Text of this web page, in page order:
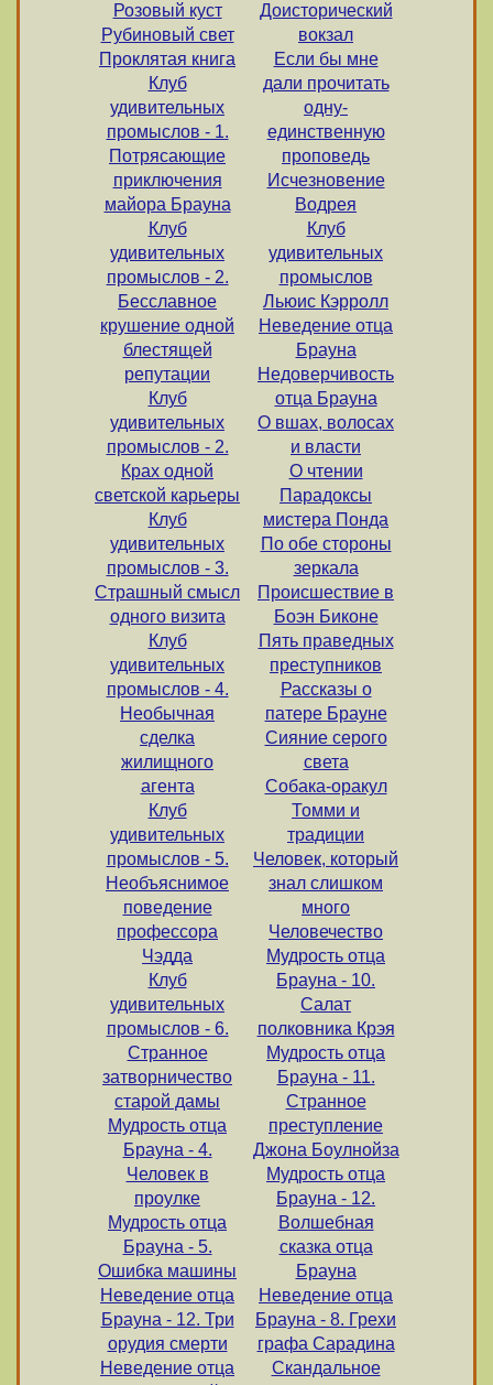
Розовый куст
Рубиновый свет
Проклятая книга
Клуб
удивительных
промыслов - 1.
Потрясающие
приключения
майора Брауна
Клуб
удивительных
промыслов - 2.
Бесславное
крушение одной
блестящей
репутации
Клуб
удивительных
промыслов - 2.
Крах одной
светской карьеры
Клуб
удивительных
промыслов - 3.
Страшный смысл
одного визита
Клуб
удивительных
промыслов - 4.
Необычная
сделка
жилищного
агента
Клуб
удивительных
промыслов - 5.
Необъяснимое
поведение
профессора
Чэдда
Клуб
удивительных
промыслов - 6.
Странное
затворничество
старой дамы
Мудрость отца
Брауна - 4.
Человек в
проулке
Мудрость отца
Брауна - 5.
Ошибка машины
Неведение отца
Брауна - 12. Три
орудия смерти
Неведение отца
Доисторический
вокзал
Если бы мне
дали прочитать
одну-
единственную
проповедь
Исчезновение
Водрея
Клуб
удивительных
промыслов
Льюис Кэрролл
Неведение отца
Брауна
Недоверчивость
отца Брауна
О вшах, волосах
и власти
О чтении
Парадоксы
мистера Понда
По обе стороны
зеркала
Происшествие в
Боэн Биконе
Пять праведных
преступников
Рассказы о
патере Брауне
Сияние серого
света
Собака-оракул
Томми и
традиции
Человек, который
знал слишком
много
Человечество
Мудрость отца
Брауна - 10.
Салат
полковника Крэя
Мудрость отца
Брауна - 11.
Странное
преступление
Джона Боулнойза
Мудрость отца
Брауна - 12.
Волшебная
сказка отца
Брауна
Неведение отца
Брауна - 8. Грехи
графа Сарадина
Скандальное